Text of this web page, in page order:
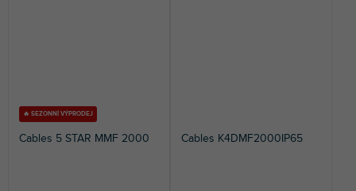
🔥 SEZONNÍ VÝPRODEJ
Cables 5 STAR MMF 2000 Cables K4DMF2000IP65